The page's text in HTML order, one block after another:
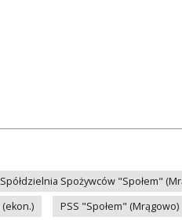
Spożywców "Społem"
PSS "Społem" (Mrągowo)